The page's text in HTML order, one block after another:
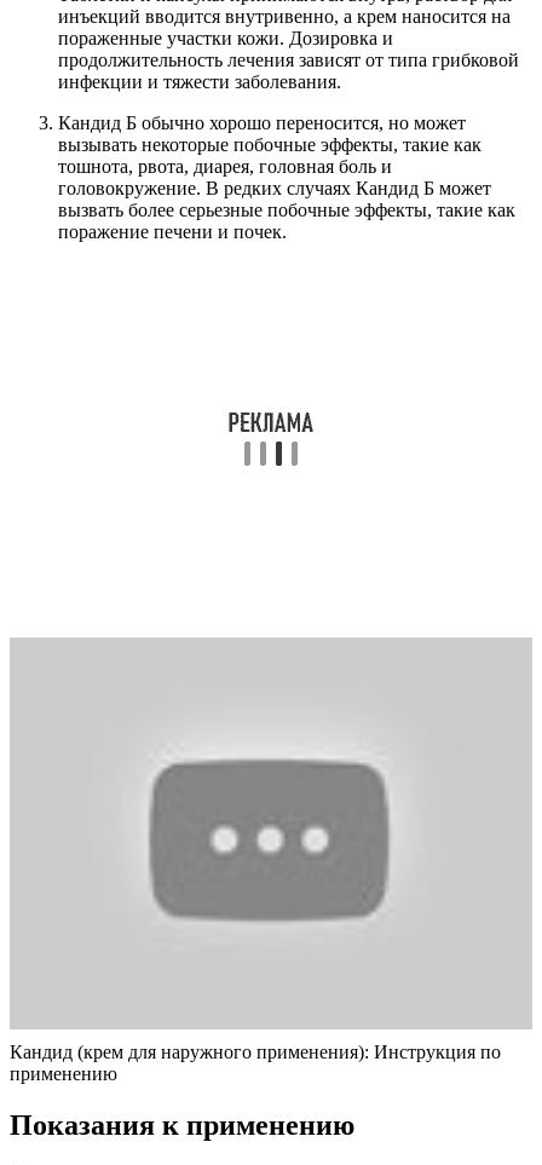
инъекций вводится внутривенно, а крем наносится на
пораженные участки кожи. Дозировка и
продолжительность лечения зависят от типа грибковой
инфекции и тяжести заболевания.
Кандид Б обычно хорошо переносится, но может
вызывать некоторые побочные эффекты, такие как
тошнота, рвота, диарея, головная боль и
головокружение. В редких случаях Кандид Б может
вызвать более серьезные побочные эффекты, такие как
поражение печени и почек.
Кандид (крем для наружного применения): Инструкция по
применению
Показания к применению